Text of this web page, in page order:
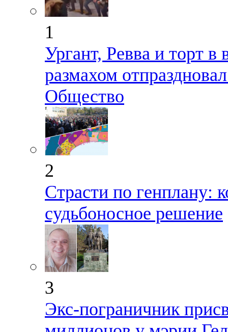
1
Ургант, Ревва и торт
размахом
Общество
2
Страсти по генплану:
судьбоносное решение
3
Экс-пограничник